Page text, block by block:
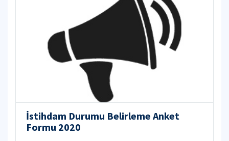
İstihdam Durumu Belirleme Anket
Formu 2020